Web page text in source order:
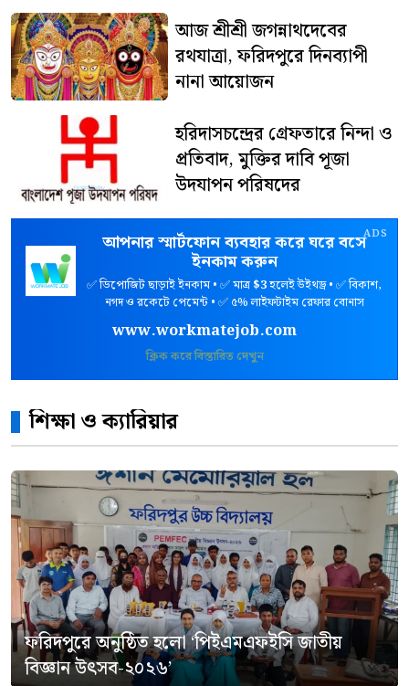
আজ শ্রীশ্রী জগন্নাথদেবের
রথযাত্রা, ফরিদপুরে দিনব্যাপী
নানা আয়োজন
হরিদাসচন্দ্রের গ্রেফতারে নিন্দা ও
প্রতিবাদ, মুক্তির দাবি পূজা
উদযাপন পরিষদের
ADS
আপনার স্মার্টফোন ব্যবহার করে ঘরে বসে
ইনকাম করুন
✅ ডিপোজিট ছাড়াই ইনকাম • ✅ মাত্র$3হলেই উইথড্র • ✅ বিকাশ,
নগদ ও রকেটে পেমেন্ট • ✅ ৫% লাইফটাইম রেফার বোনাস
www.workmatejob.com
ক্লিক করে বিস্তারিত দেখুন
শিক্ষা ও ক্যারিয়ার
ফরিদপুরে অনুষ্ঠিত হলো ‘পিইএমএফইসি জাতীয়
বিজ্ঞান উৎসব-২০২৬’